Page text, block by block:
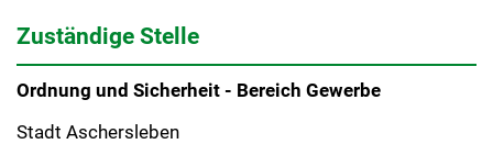
Zuständige Stelle
Ordnung und Sicherheit - Bereich Gewerbe
Stadt Aschersleben